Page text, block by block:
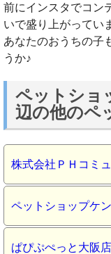
前にインスタでコン
いで盛り上がってい
あなたのおうちの子
うか♪
ペットショ
辺の他のペ
株式会社ＰＨコミ
ペットショップケ
ぱぴぷぺっと大阪店